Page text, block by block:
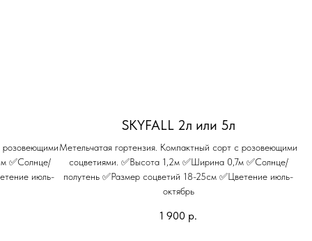
розовеющими
✅Солнце/
июль-
SKYFALL 2л или 5л
Метельчатая гортензия. Компактный сорт с розовеющими
соцветиями. ✅Высота 1,2м ✅Ширина 0,7м ✅Солнце/
полутень ✅Размер соцветий 18-25см ✅Цветение июль-
октябрь
1 900 р.